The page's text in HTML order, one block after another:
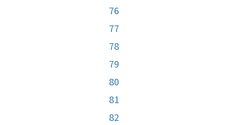
76
77
78
79
80
81
82